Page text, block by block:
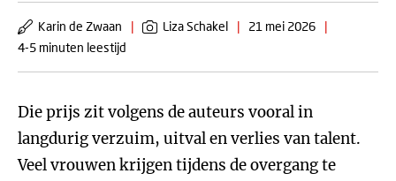
Karin de Zwaan | Liza Schakel | 21 mei 2026
|
4-5 minuten leestijd
Die prijs zit volgens de auteurs vooral in
langdurig verzuim, uitval en verlies van talent.
Veel vrouwen krijgen tijdens de overgang te